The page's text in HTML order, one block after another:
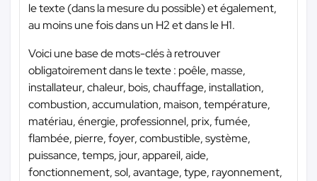
le texte (dans la mesure du possible) et également,
au moins une fois dans un H2 et dans le H1.
Voici une base de mots-clés à retrouver
obligatoirement dans le texte : poêle, masse,
installateur, chaleur, bois, chauffage, installation,
combustion, accumulation, maison, température,
matériau, énergie, professionnel, prix, fumée,
flambée, pierre, foyer, combustible, système,
puissance, temps, jour, appareil, aide,
fonctionnement, sol, avantage, type, rayonnement,